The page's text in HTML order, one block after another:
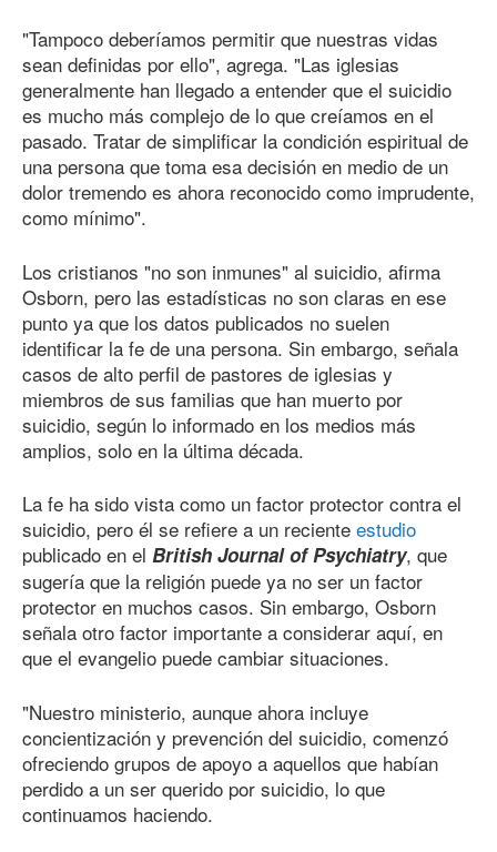
"Tampoco deberíamos permitir que nuestras vidas
sean definidas por ello", agrega. "Las iglesias
generalmente han llegado a entender que el suicidio
es mucho más complejo de lo que creíamos en el
pasado. Tratar de simplificar la condición espiritual de
una persona que toma esa decisión en medio de un
dolor tremendo es ahora reconocido como imprudente,
como mínimo".
Los cristianos "no son inmunes" al suicidio, afirma
Osborn, pero las estadísticas no son claras en ese
punto ya que los datos publicados no suelen
identificar la fe de una persona. Sin embargo, señala
casos de alto perfil de pastores de iglesias y
miembros de sus familias que han muerto por
suicidio, según lo informado en los medios más
amplios, solo en la última década.
La fe ha sido vista como un factor protector contra el
suicidio, pero él se refiere a un reciente estudio
publicado en el British Journal of Psychiatry, que
sugería que la religión puede ya no ser un factor
protector en muchos casos. Sin embargo, Osborn
señala otro factor importante a considerar aquí, en
que el evangelio puede cambiar situaciones.
"Nuestro ministerio, aunque ahora incluye
concientización y prevención del suicidio, comenzó
ofreciendo grupos de apoyo a aquellos que habían
perdido a un ser querido por suicidio, lo que
continuamos haciendo.